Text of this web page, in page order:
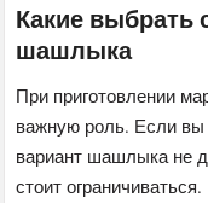
Какие выбрать
шашлыка
При приготовлении
важную роль. Если вы
вариант шашлыка не
стоит